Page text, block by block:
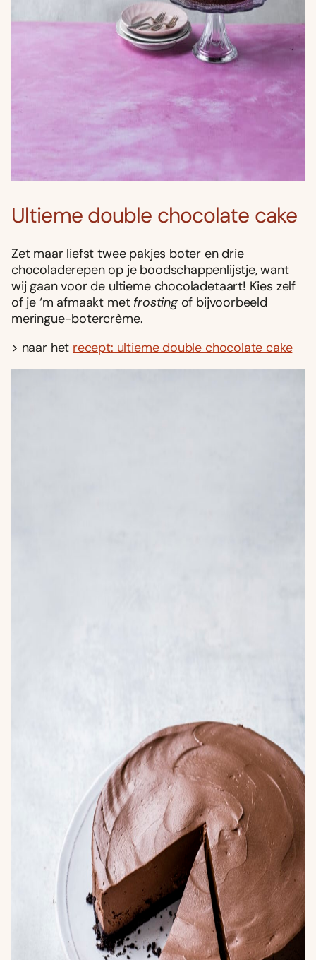
Ultieme double chocolate cake
Zet maar liefst twee pakjes boter en drie
chocoladerepen op je boodschappenlijstje, want
wij gaan voor de ultieme chocoladetaart! Kies zelf
of je ‘m afmaakt met frostingof bijvoorbeeld
meringue-botercrème.
> naar het recept: ultieme double chocolate cake